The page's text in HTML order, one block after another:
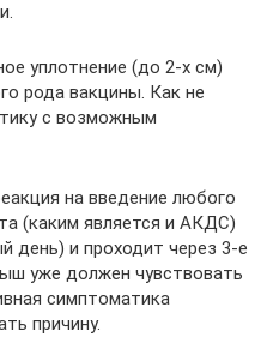
уплотнение (до 2-х см)
рода вакцины. Как не
с возможным
на введение любого
(каким является и АКДС)
день) и проходит через 3-е
уже должен чувствовать
симптоматика
причину.